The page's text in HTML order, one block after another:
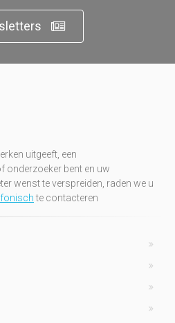
uitgeeft, een
onderzoeker bent en uw
wenst te verspreiden, raden we u
te contacteren